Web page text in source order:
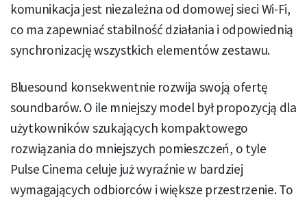
komunikacja jest niezależna od domowej sieci Wi-Fi,
co ma zapewniać stabilność działania i odpowiednią
synchronizację wszystkich elementów zestawu.
Bluesound konsekwentnie rozwija swoją ofertę
soundbarów. O ile mniejszy model był propozycją dla
użytkowników szukających kompaktowego
rozwiązania do mniejszych pomieszczeń, o tyle
Pulse Cinema celuje już wyraźnie w bardziej
wymagających odbiorców i większe przestrzenie. To